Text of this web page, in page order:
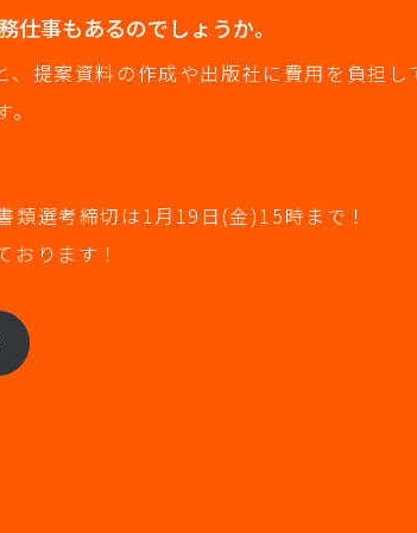
事もあるのでしょうか。
提案資料の作成や出版社に費用を負担
選考締切は1月19日(金)15時まで！
ります！